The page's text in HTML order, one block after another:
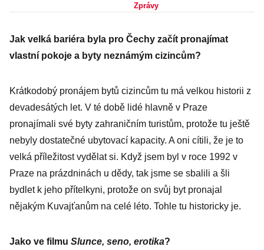
Zprávy
Jak velká bariéra byla pro Čechy začít pronajímat
vlastní pokoje a byty neznámým cizincům?
Krátkodobý pronájem bytů cizincům tu má velkou historii z
devadesátých let. V té době lidé hlavně v Praze
pronajímali své byty zahraničním turistům, protože tu ještě
nebyly dostatečné ubytovací kapacity. A oni cítili, že je to
velká příležitost vydělat si. Když jsem byl v roce 1992 v
Praze na prázdninách u dědy, tak jsme se sbalili a šli
bydlet k jeho přítelkyni, protože on svůj byt pronajal
nějakým Kuvajťanům na celé léto. Tohle tu historicky je.
Jako ve filmu Slunce, seno, erotika?